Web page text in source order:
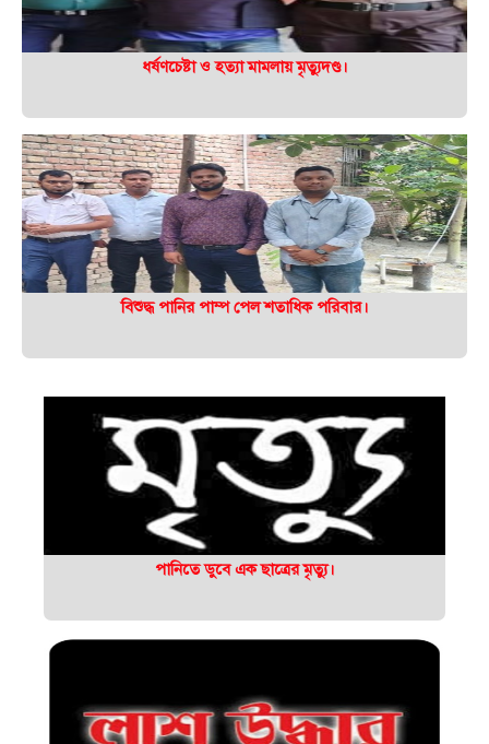
ধর্ষণচেষ্টা ও হত্যা মামলায় মৃত্যুদণ্ড।
বিশুদ্ধ পানির পাম্প পেল শতাধিক পরিবার।
পানিতে ডুবে এক ছাত্রের মৃত্যু।